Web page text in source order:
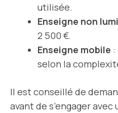
utilisée.
Enseigne non
2 500 €.
Enseigne mobile :
selon la
Il est conseillé de
avant de s’engager avec